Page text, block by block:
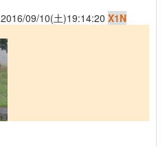
2016/09/10(土)19:14:20 X1N